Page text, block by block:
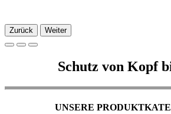
Zurück Weiter
Schutz von Kopf
UNSERE